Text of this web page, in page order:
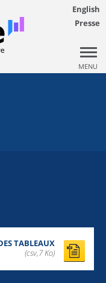
English
Presse
MENU
TABLEAUX
(csv,7 Ko)